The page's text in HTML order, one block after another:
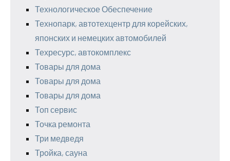
Технологическое Обеспечение
Технопарк, автотехцентр для корейских,
японских и немецких автомобилей
Техресурс, автокомплекс
Товары для дома
Товары для дома
Товары для дома
Топ сервис
Точка ремонта
Три медведя
Тройка, сауна